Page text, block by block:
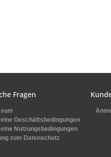
Fragen
Geschäftsbedingungen
Nutzungsbedingungen
zum Datenschutz